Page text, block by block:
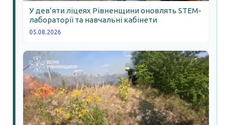
У дев’яти ліцеях Рівненщини оновлять STEM-
лабораторії та навчальні кабінети
05.08.2026